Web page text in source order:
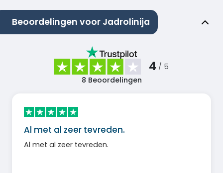
Beoordelingen voor Jadrolinija
4 / 5
8 Beoordelingen
Al met al zeer tevreden.
Al met al zeer tevreden.